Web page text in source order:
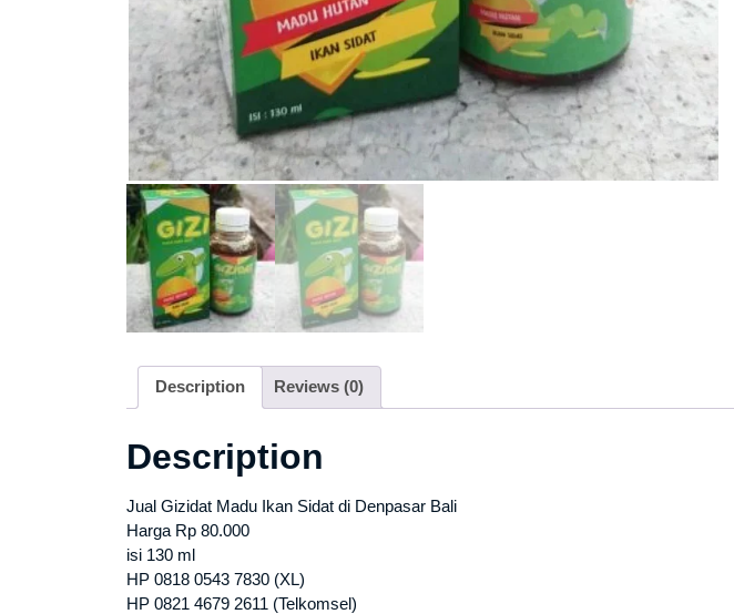
Description Reviews (0)
Description
Jual Gizidat Madu Ikan Sidat di Denpasar Bali
Harga Rp 80.000
isi 130 ml
HP 0818 0543 7830 (XL)
HP 0821 4679 2611 (Telkomsel)